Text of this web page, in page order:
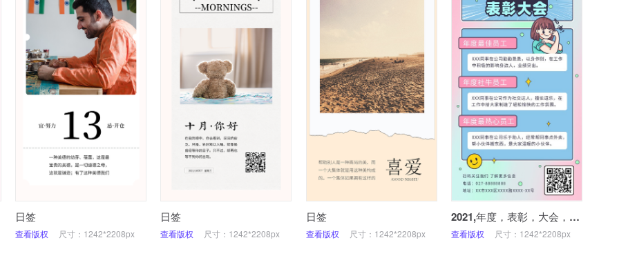
日签
查看版权 尺寸：1242*2208px
日签
查看版权 尺寸：1242*2208px
日签
查看版权 尺寸：1242*2208px
2021,年度，表彰，大会，总结，手机海报
查看版权 尺寸：1242*2208px